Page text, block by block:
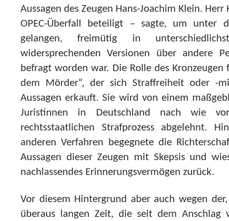
Aussagen des Zeugen Hans-Joachim Klein.
OPEC-Überfall beteiligt – sagte, um unter
gelangen, freimütig in
widersprechenden Versionen über andere
befragt worden war. Die Rolle des
dem Mörder“, der sich Straffreiheit oder -
Aussagen erkauft. Sie wird von einem
Juristinnen in Deutschland nach wie
rechtsstaatlichen Strafprozess abgelehnt.
anderen Verfahren begegnete die
Aussagen dieser Zeugen mit Skepsis und
nachlassendes Erinnerungsvermögen zurück.
Vor diesem Hintergrund aber auch wegen
überaus langen Zeit, die seit dem Anschlag